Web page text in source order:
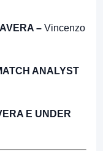
– Vincenzo
ANALYST
E UNDER